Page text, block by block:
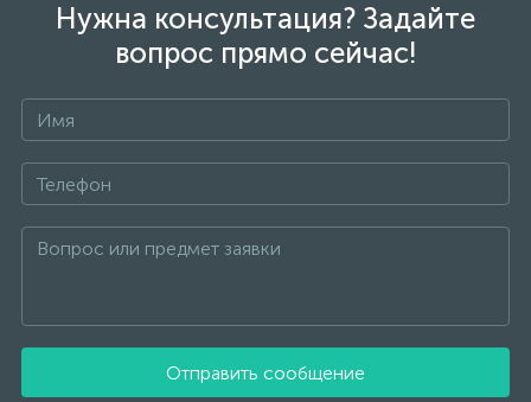
Нужна консультация? Задайте
вопрос прямо сейчас!
Отправить сообщение